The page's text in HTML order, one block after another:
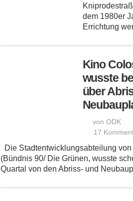
dem 1980er
Errichtung
Kino
wusste
über
von ODK
17
Die Stadtentwicklungsabteilung
(Bündnis 90/ Die Grünen, wusste
Quartal von den Abriss- und